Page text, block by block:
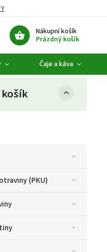
Nákupní košík
Prázdný košík
Čaje a káva
(PKU)